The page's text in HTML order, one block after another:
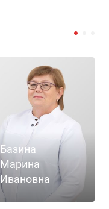
Базина
Марина
Ивановна